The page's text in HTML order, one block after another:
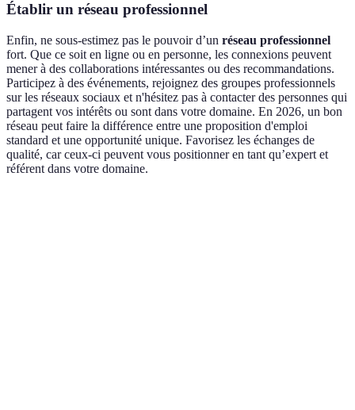
Établir un réseau professionnel
Enfin, ne sous-estimez pas le pouvoir d’un réseau professionnel
fort. Que ce soit en ligne ou en personne, les connexions peuvent
mener à des collaborations intéressantes ou des recommandations.
Participez à des événements, rejoignez des groupes professionnels
sur les réseaux sociaux et n'hésitez pas à contacter des personnes qui
partagent vos intérêts ou sont dans votre domaine. En 2026, un bon
réseau peut faire la différence entre une proposition d'emploi
standard et une opportunité unique. Favorisez les échanges de
qualité, car ceux-ci peuvent vous positionner en tant qu’expert et
référent dans votre domaine.